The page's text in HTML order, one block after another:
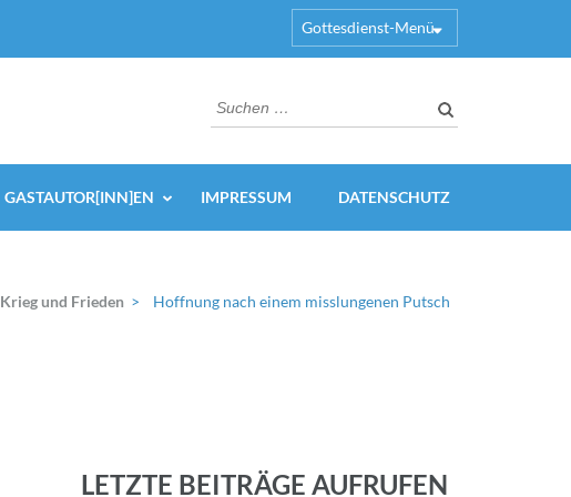
Gottesdienst-Menü
Suchen
nach:
GASTAUTOR[INN]EN IMPRESSUM DATENSCHUTZ
Krieg und Frieden > Hoffnung nach einem misslungenen Putsch
LETZTE BEITRÄGE AUFRUFEN